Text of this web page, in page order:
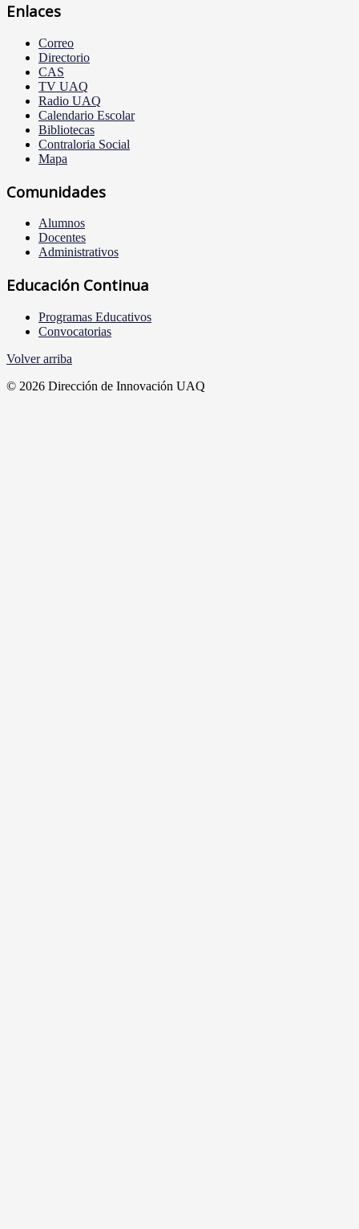
Enlaces
Correo
Directorio
CAS
TV UAQ
Radio UAQ
Calendario Escolar
Bibliotecas
Contraloria Social
Mapa
Comunidades
Alumnos
Docentes
Administrativos
Educación Continua
Programas Educativos
Convocatorias
Volver arriba
© 2026 Dirección de Innovación UAQ